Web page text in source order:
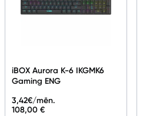
iBOX Aurora K-6 IKGMK6
Gaming ENG
108,00 €
3,42€/mēn.